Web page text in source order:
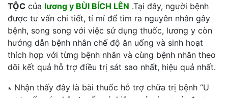
TỘC của lương y BÙI BÍCH LÊN .Tại đây, người bệnh
được tư vấn chi tiết, tỉ mỉ để tìm ra nguyên nhân gây
bệnh, song song với việc sử dụng thuốc, lương y còn
hướng dẫn bệnh nhân chế độ ăn uống và sinh hoạt
thích hợp với từng bệnh nhân và cùng bệnh nhân theo
dõi kết quả hỗ trợ điều trị sát sao nhất, hiệu quả nhất.
∗ Nhận thấy đây là bài thuốc hỗ trợ chữa trị bệnh “U